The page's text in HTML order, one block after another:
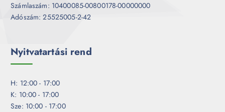
Számlaszám: 10400085-00800178-00000000
Adószám: 25525005-2-42
Nyitvatartási rend
H: 12:00 - 17:00
K: 10:00 - 17:00
Sze: 10:00 - 17:00